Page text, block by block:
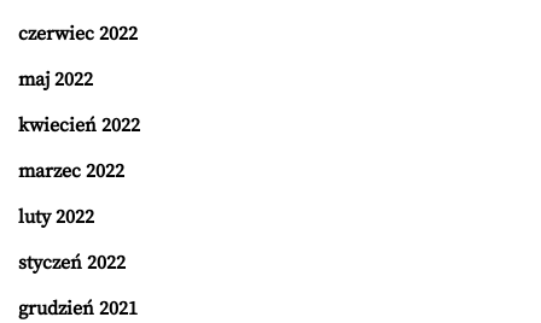
czerwiec 2022
maj 2022
kwiecień 2022
marzec 2022
luty 2022
styczeń 2022
grudzień 2021